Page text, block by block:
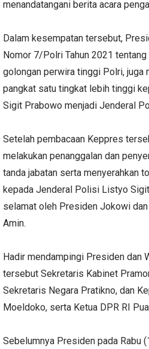
menandatangani berita acara
Dalam kesempatan tersebut,
Nomor 7/Polri Tahun 2021
golongan perwira tinggi Polri, juga
pangkat satu tingkat lebih tinggi
Sigit Prabowo menjadi Jenderal
Setelah pembacaan Keppres
melakukan penanggalan dan
tanda jabatan serta menyerahkan
kepada Jenderal Polisi Listyo
selamat oleh Presiden Jokowi
Amin.
Hadir mendampingi Presiden dan
tersebut Sekretaris Kabinet
Sekretaris Negara Pratikno, dan
Moeldoko, serta Ketua DPR RI
Sebelumnya Presiden pada Rabu